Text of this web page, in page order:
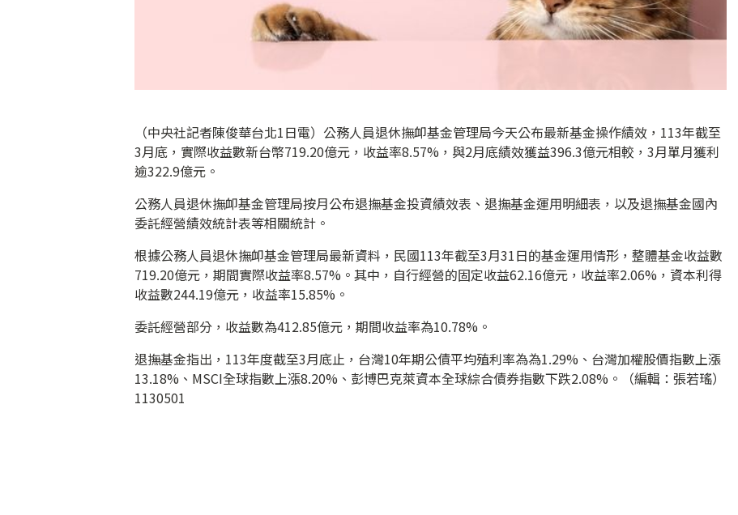
（中央社記者陳俊華台北1日電）公務人員退休撫卹基金管理局今天公布最新基金操作績效，113年截至
3月底，實際收益數新台幣719.20億元，收益率8.57%，與2月底績效獲益396.3億元相較，3月單月獲利
逾322.9億元。
公務人員退休撫卹基金管理局按月公布退撫基金投資績效表、退撫基金運用明細表，以及退撫基金國內
委託經營績效統計表等相關統計。
根據公務人員退休撫卹基金管理局最新資料，民國113年截至3月31日的基金運用情形，整體基金收益數
719.20億元，期間實際收益率8.57%。其中，自行經營的固定收益62.16億元，收益率2.06%，資本利得
收益數244.19億元，收益率15.85%。
委託經營部分，收益數為412.85億元，期間收益率為10.78%。
退撫基金指出，113年度截至3月底止，台灣10年期公債平均殖利率為為1.29%、台灣加權股價指數上漲
13.18%、MSCI全球指數上漲8.20%、彭博巴克萊資本全球綜合債券指數下跌2.08%。（編輯：張若瑤）
1130501